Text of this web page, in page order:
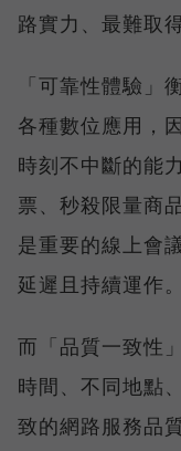
路實力、最難取
「可靠性體驗」
各種數位應用，
時刻不中斷的能
票、秒殺限量商
是重要的線上會
延遲且持續運作。
而「品質一致性
時間、不同地點
致的網路服務品